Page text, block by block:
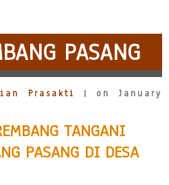
PASANG
Prasakti
| on January
TANGANI
PASANG DI DESA